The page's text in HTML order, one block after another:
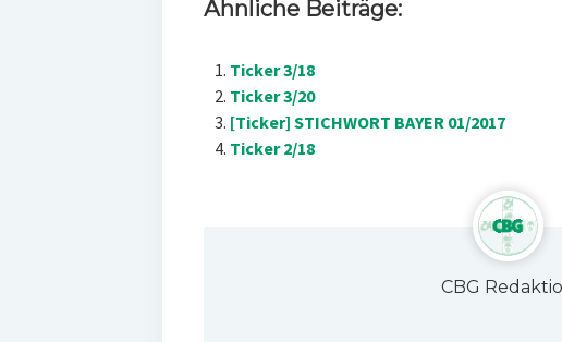
Ähnliche Beiträge:
Ticker 3/18
Ticker 3/20
[Ticker] STICHWORT BAYER 01/2017
Ticker 2/18
CBG